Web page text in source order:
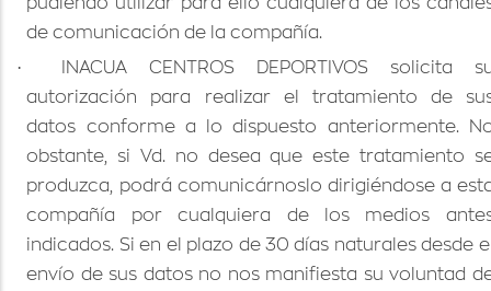
de comunicación de la compañía.
·
INACUA CENTROS DEPORTIVOS solicita
autorización para realizar el tratamiento de
datos conforme a lo dispuesto anteriormente.
obstante, si Vd. no desea que este tratamiento
produzca, podrá comunicárnoslo dirigiéndose a
compañía por cualquiera de los medios
indicados. Si en el plazo de 30 días naturales desde
envío de sus datos no nos manifiesta su voluntad